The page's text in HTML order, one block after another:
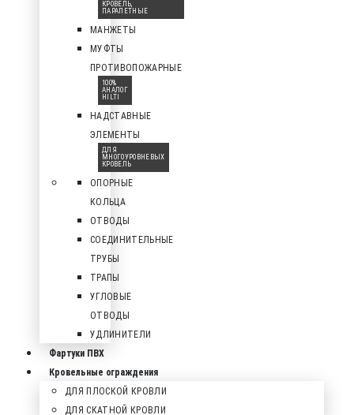
КРОВЕЛЬ,
ПАРАПЕТНЫЕ
МАНЖЕТЫ
МУФТЫ
ПРОТИВОПОЖАРНЫЕ
100%
АНАЛОГ
HILTI
НАДСТАВНЫЕ
ЭЛЕМЕНТЫ
ДЛЯ
МНОГОУРОВНЕВЫХ
КРОВЕЛЬ
ОПОРНЫЕ
КОЛЬЦА
ОТВОДЫ
СОЕДИНИТЕЛЬНЫЕ
ТРУБЫ
ТРАПЫ
УГЛОВЫЕ
ОТВОДЫ
УДЛИНИТЕЛИ
Фартуки ПВХ
Кровельные ограждения
ДЛЯ ПЛОСКОЙ КРОВЛИ
ДЛЯ СКАТНОЙ КРОВЛИ